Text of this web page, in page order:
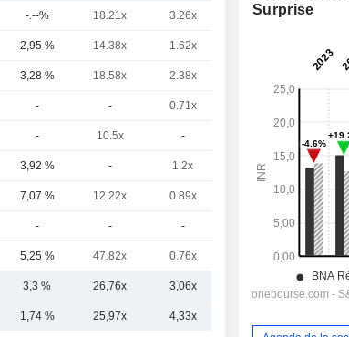
-.--% 18.21x 3.26x 1.81x
2,95 % 14.38x 1.62x
3,28 % 18.58x 2.38x
- - 0.71x
- 10.5x -
3,92 % - 1.2x 0.22x
7,07 % 12.22x 0.89x
- - -
5,25 % 47.82x 0.76x
3,3 % 26,76x 3,06x
1,74 % 25,97x 4,33x
Surprise